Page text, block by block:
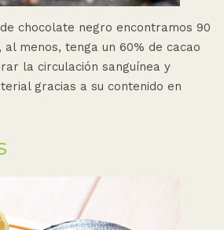
chocolate negro encontramos 90
al menos, tenga un 60% de cacao
la circulación sanguínea y
gracias a su contenido en